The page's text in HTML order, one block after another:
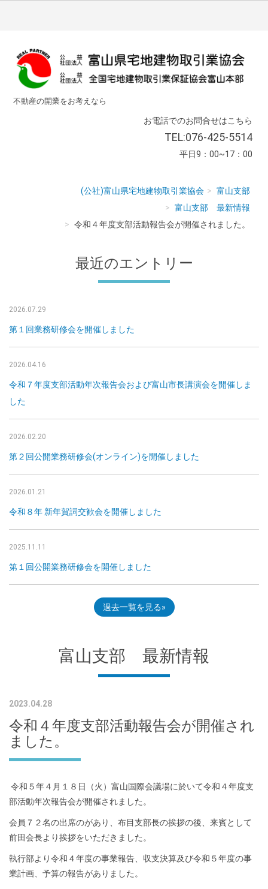
不動産の開業をお考えなら
お電話でのお問合せはこちら
TEL:076-425-5514
平日9：00~17：00
(公社)富山県宅地建物取引業協会
富山支部
富山支部 最新情報
令和４年度支部活動報告会が開催されました。
最近のエントリー
2026.07.29
第１回業務研修会を開催しました
2026.04.16
令和７年度支部活動年次報告会および富山市長講演会を開催しま
した
2026.02.20
第２回公開業務研修会(オンライン)を開催しました
2026.01.21
令和８年 新年賀詞交歓会を開催しました
2025.11.11
第１回公開業務研修会を開催しました
過去一覧を見る
富山支部 最新情報
2023.04.28
令和４年度支部活動報告会が開催され
ました。
令和５年４月１８日（火）富山国際会議場に於いて令和４年度支
部活動年次報告会が開催されました。
会員７２名の出席のがあり、布目支部長の挨拶の後、来賓として
前田会長より挨拶をいただきました。
執行部より令和４年度の事業報告、収支決算及び令和５年度の事
業計画、予算の報告がありました。